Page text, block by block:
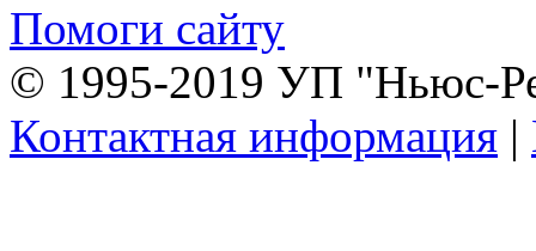
Помоги сайту
© 1995-2019 УП "Ньюс-
Контактная информация |